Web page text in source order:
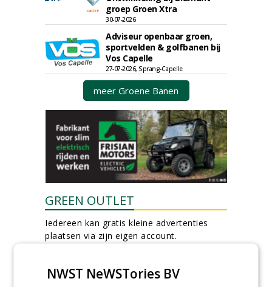
groep Groen Xtra
30-07-2026
Adviseur openbaar groen,
sportvelden & golfbanen bij
Vos Capelle
27-07-2026, Sprang-Capelle
meer Groene Banen
GREEN OUTLET
Iedereen kan gratis kleine advertenties
plaatsen via zijn eigen account.
NWST NeWSTories BV